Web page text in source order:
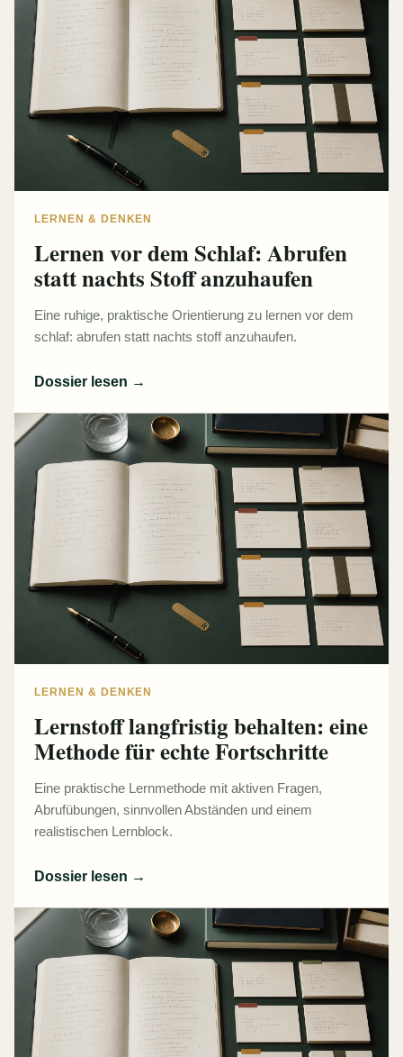
LERNEN & DENKEN
Lernen vor dem Schlaf: Abrufen
statt nachts Stoff anzuhaufen
Eine ruhige, praktische Orientierung zu lernen vor dem
schlaf: abrufen statt nachts stoff anzuhaufen.
Dossier lesen →
LERNEN & DENKEN
Lernstoff langfristig behalten: eine
Methode für echte Fortschritte
Eine praktische Lernmethode mit aktiven Fragen,
Abrufübungen, sinnvollen Abständen und einem
realistischen Lernblock.
Dossier lesen →